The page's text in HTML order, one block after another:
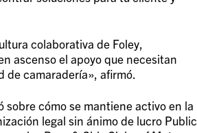
colaborativa de Foley,
ascenso el apoyo que necesitan
de camaradería», afirmó.
sobre cómo se mantiene activo en la
legal sin ánimo de lucro Public